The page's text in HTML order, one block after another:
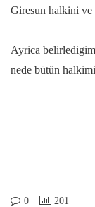
Giresun halkini
Ayrica
nede bütün
0 201